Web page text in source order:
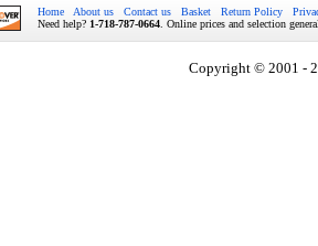
Home About us Contact us Basket Return Policy
Need help? 1-718-787-0664 . Online prices and selection
Copyright © 2001 -